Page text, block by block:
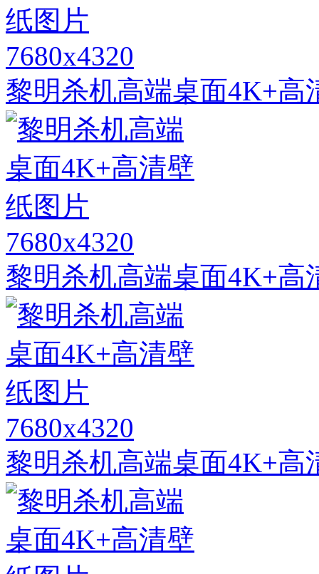
7680x4320
黎明杀机高端桌面4K+高
7680x4320
黎明杀机高端桌面4K+高
7680x4320
黎明杀机高端桌面4K+高